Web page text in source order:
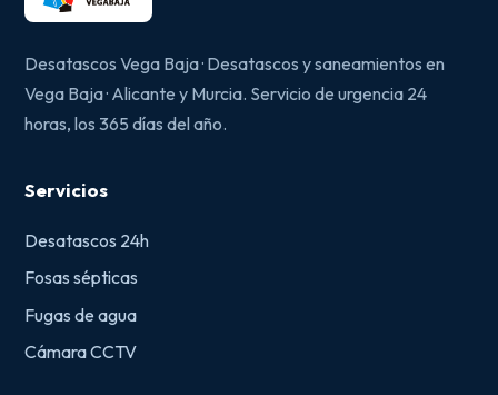
Desatascos Vega Baja · Desatascos y saneamientos en
Vega Baja · Alicante y Murcia. Servicio de urgencia 24
horas, los 365 días del año.
Servicios
Desatascos 24h
Fosas sépticas
Fugas de agua
Cámara CCTV